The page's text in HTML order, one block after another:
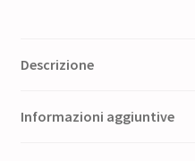
quantità
Descrizione
Informazioni aggiuntive